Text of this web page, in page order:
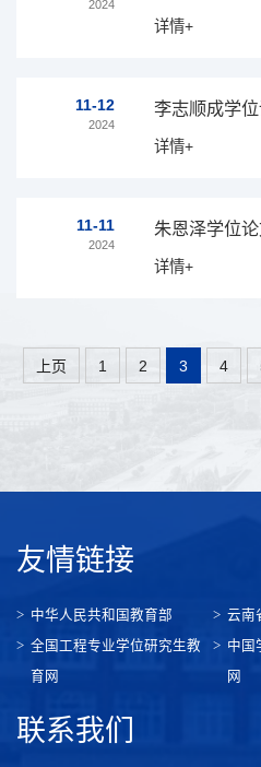
2024
详情+
11-12
2024
李志顺成学
详情+
11-11
2024
朱恩泽学位
详情+
上页 1 2 3 4
友情链接
中华人民共和国教育部
云南
全国工程专业学位研究生教
育网
中国
网
联系我们